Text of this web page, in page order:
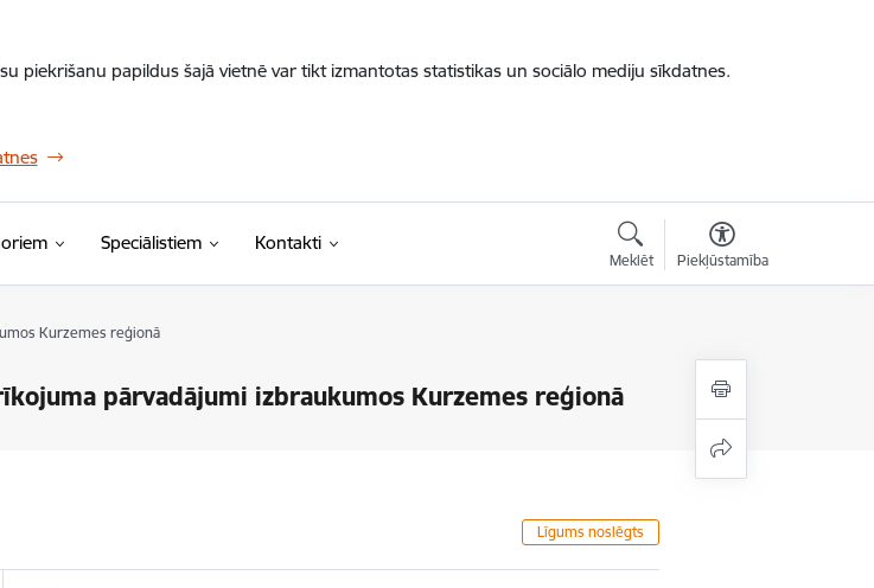
piekrišanu papildus šajā vietnē var tikt izmantotas statistikas un sociālo mediju sīkdatnes.
Speciālistiem Kontakti
Meklēt Piekļūstamība
Kurzemes reģionā
pārvadājumi izbraukumos Kurzemes reģionā
Līgums noslēgts